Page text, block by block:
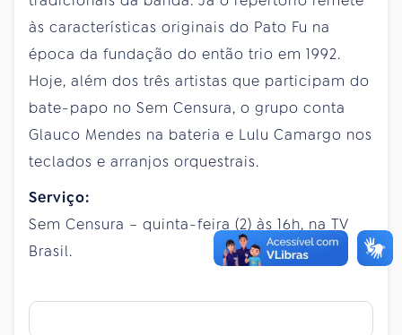
às características originais do Pato Fu na
época da fundação do então trio em 1992.
Hoje, além dos três artistas que participam do
bate-papo no Sem Censura, o grupo conta
Glauco Mendes na bateria e Lulu Camargo nos
teclados e arranjos orquestrais.
Serviço:
Sem Censura – quinta-feira (2) às 16h, na TV
Brasil.